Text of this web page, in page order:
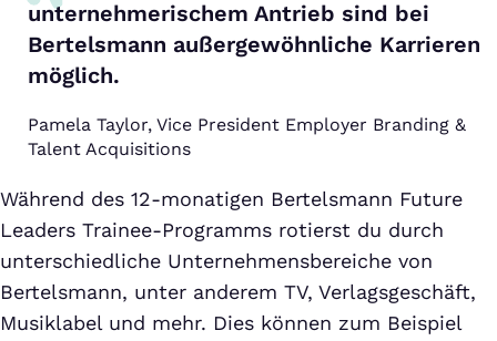
unternehmerischem Antrieb sind bei
Bertelsmann außergewöhnliche Karrieren
möglich.
Pamela Taylor, Vice President Employer Branding &
Talent Acquisitions
Während des 12-monatigen Bertelsmann Future
Leaders Trainee-Programms rotierst du durch
unterschiedliche Unternehmensbereiche von
Bertelsmann, unter anderem TV, Verlagsgeschäft,
Musiklabel und mehr. Dies können zum Beispiel